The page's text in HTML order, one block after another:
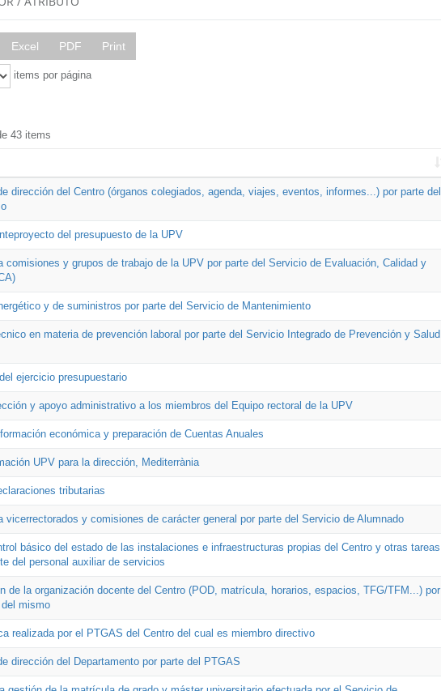
Excel PDF Print
items por página
43 items
dirección del Centro (órganos colegiados, agenda, viajes, eventos, informes...) por parte del
del presupuesto de la UPV
comisiones y grupos de trabajo de la UPV por parte del Servicio de Evaluación, Calidad y
y de suministros por parte del Servicio de Mantenimiento
en materia de prevención laboral por parte del Servicio Integrado de Prevención y Salud
ejercicio presupuestario
y apoyo administrativo a los miembros del Equipo rectoral de la UPV
económica y preparación de Cuentas Anuales
UPV para la dirección, Mediterrània
tributarias
vicerrectorados y comisiones de carácter general por parte del Servicio de Alumnado
básico del estado de las instalaciones e infraestructuras propias del Centro y otras tareas
del personal auxiliar de servicios
de la organización docente del Centro (POD, matrícula, horarios, espacios, TFG/TFM...) por
mismo
realizada por el PTGAS del Centro del cual es miembro directivo
dirección del Departamento por parte del PTGAS